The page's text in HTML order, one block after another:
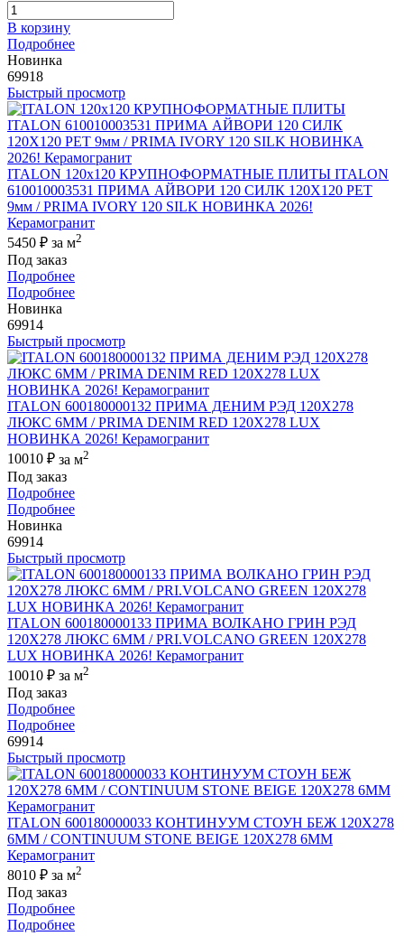
В корзину
Подробнее
Новинка
69918
Быстрый просмотр
ITALON 120x120 КРУПНОФОРМАТНЫЕ ПЛИТЫ ITALON
610010003531 ПРИМА АЙВОРИ 120 СИЛК 120Х120 РЕТ
9мм / PRIMA IVORY 120 SILK НОВИНКА 2026!
Керамогранит
5450 ₽ за м2
Под заказ
Подробнее
Подробнее
Новинка
69914
Быстрый просмотр
ITALON 600180000132 ПРИМА ДЕНИМ РЭД 120X278
ЛЮКС 6ММ / PRIMA DENIM RED 120X278 LUX
НОВИНКА 2026! Керамогранит
10010 ₽ за м2
Под заказ
Подробнее
Подробнее
Новинка
69914
Быстрый просмотр
ITALON 600180000133 ПРИМА ВОЛКАНО ГРИН РЭД
120X278 ЛЮКС 6ММ / PRI.VOLCANO GREEN 120X278
LUX НОВИНКА 2026! Керамогранит
10010 ₽ за м2
Под заказ
Подробнее
Подробнее
69914
Быстрый просмотр
ITALON 600180000033 КОНТИНУУМ СТОУН БЕЖ 120X278
6ММ / CONTINUUM STONE BEIGE 120X278 6MM
Керамогранит
8010 ₽ за м2
Под заказ
Подробнее
Подробнее